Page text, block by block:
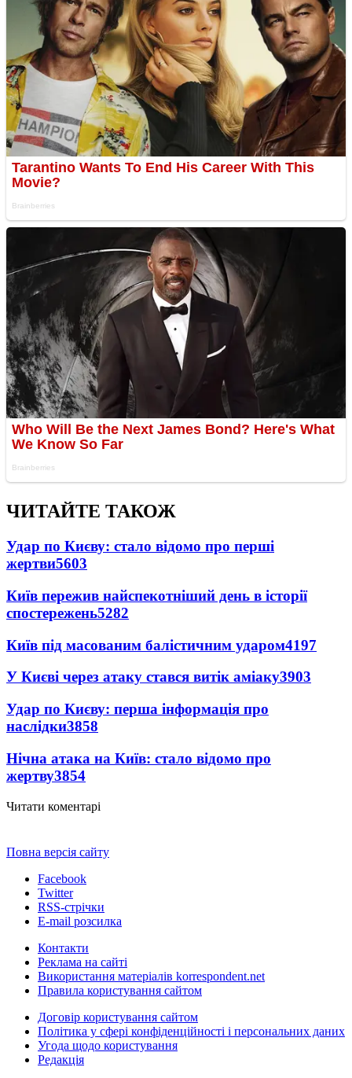
ЧИТАЙТЕ ТАКОЖ
Удар по Києву: стало відомо про перші
жертви5603
Київ пережив найспекотніший день в історії
спостережень5282
Київ під масованим балістичним ударом4197
У Києві через атаку стався витік аміаку3903
Удар по Києву: перша інформація про
наслідки3858
Нічна атака на Київ: стало відомо про
жертву3854
Читати коментарі
Повна версія сайту
Facebook
Twitter
RSS-стрічки
E-mail розсилка
Контакти
Реклама на сайті
Використання матеріалів korrespondent.net
Правила користування сайтом
Договір користування сайтом
Політика у сфері конфіденційності і персональних даних
Угода щодо користування
Редакція